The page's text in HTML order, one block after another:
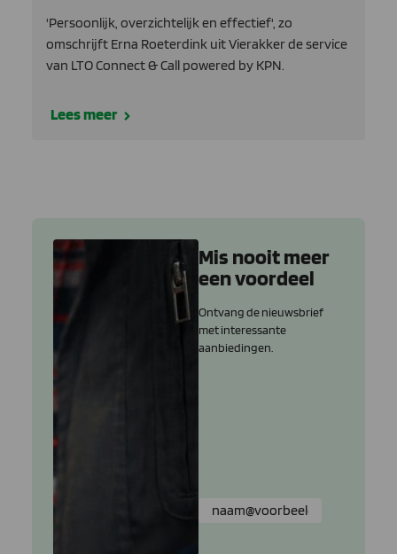
'Persoonlijk, overzichtelijk en effectief', zo
omschrijft Erna Roeterdink uit Vierakker de service
van LTO Connect & Call powered by KPN.
Lees meer
Mis nooit meer
een voordeel
Ontvang de nieuwsbrief
met interessante
aanbiedingen.